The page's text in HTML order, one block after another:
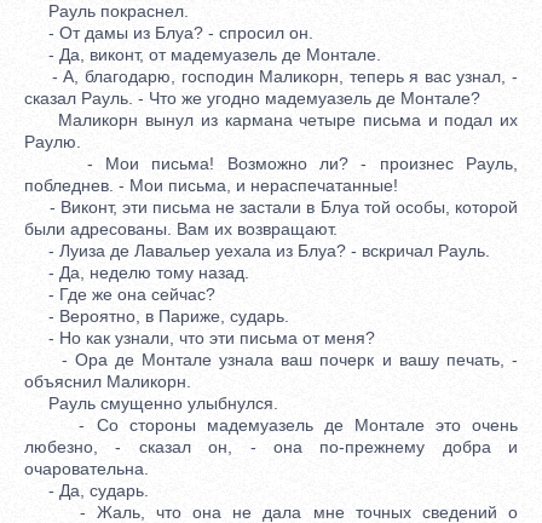
Рауль покраснел.
- От дамы из Блуа? - спросил он.
- Да, виконт, от мадемуазель де Монтале.
- А, благодарю, господин Маликорн, теперь я вас узнал, -
сказал Рауль. - Что же угодно мадемуазель де Монтале?
Маликорн вынул из кармана четыре письма и подал их
Раулю.
- Мои письма! Возможно ли? - произнес Рауль,
побледнев. - Мои письма, и нераспечатанные!
- Виконт, эти письма не застали в Блуа той особы, которой
были адресованы. Вам их возвращают.
- Луиза де Лавальер уехала из Блуа? - вскричал Рауль.
- Да, неделю тому назад.
- Где же она сейчас?
- Вероятно, в Париже, сударь.
- Но как узнали, что эти письма от меня?
- Ора де Монтале узнала ваш почерк и вашу печать, -
объяснил Маликорн.
Рауль смущенно улыбнулся.
- Со стороны мадемуазель де Монтале это очень
любезно, - сказал он, - она по-прежнему добра и
очаровательна.
- Да, сударь.
- Жаль, что она не дала мне точных сведений о